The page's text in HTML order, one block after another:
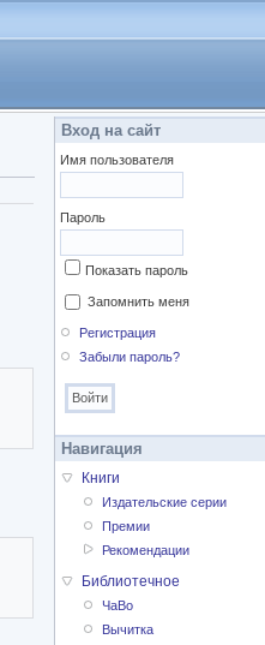
Вход на сайт
Имя пользователя
Пароль
Показать пароль
Запомнить меня
Регистрация
Забыли пароль?
Навигация
Книги
Издательские серии
Премии
Рекомендации
Библиотечное
ЧаВо
Вычитка